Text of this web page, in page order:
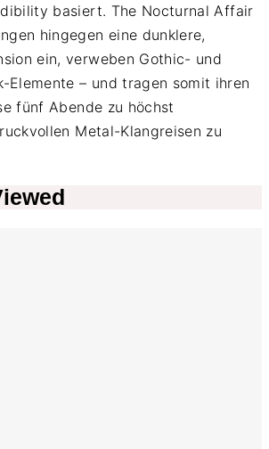
basiert. The Nocturnal Affair
hingegen eine dunklere,
ein, verweben Gothic- und
Elemente – und tragen somit ihren
fünf Abende zu höchst
Metal-Klangreisen zu